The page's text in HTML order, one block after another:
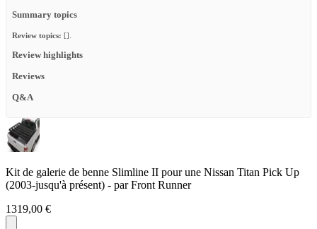
Summary topics
Review topics: [].
Review highlights
Reviews
Q&A
Kit de galerie de benne Slimline II pour une Nissan Titan Pick Up
(2003-jusqu'à présent) - par Front Runner
1319,00 €